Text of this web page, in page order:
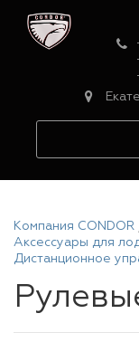
Компания CONDOR
Аксессуары для
Дистанционное